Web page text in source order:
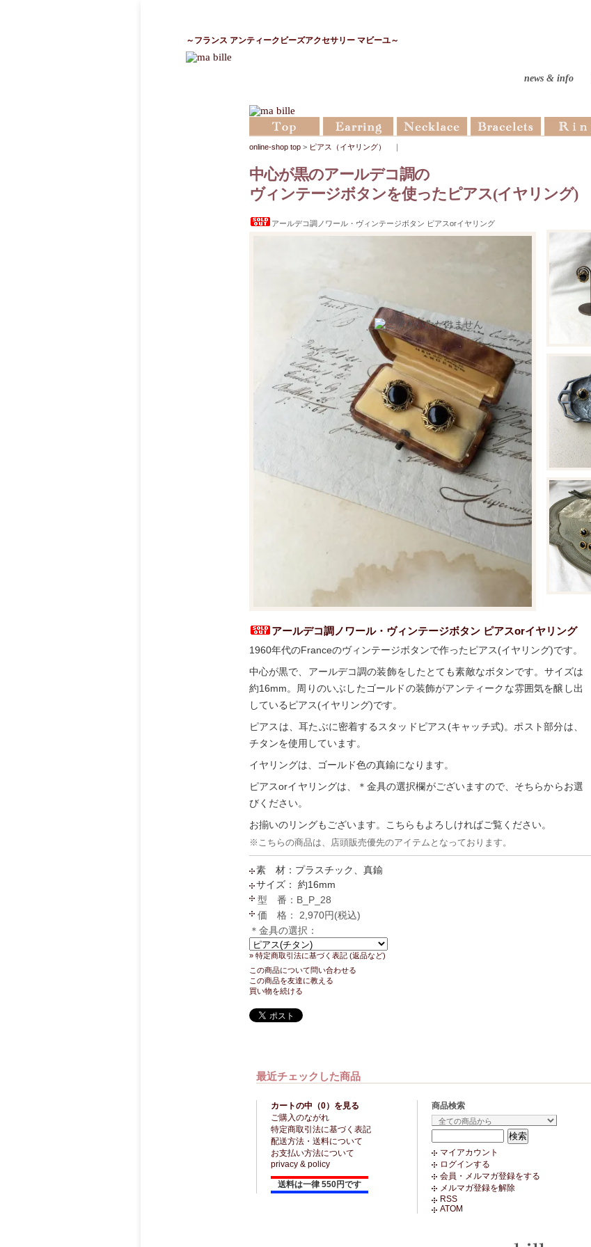
～フランス アンティークビーズアクセサリー マビーユ～
news & info
online-shop top> ピアス（イヤリング） ｜
アールデコ調ノワール・ヴィンテージボタン ピアスorイヤリング
アールデコ調ノワール・ヴィンテージボタン ピアスorイヤリング
中心が黒のアールデコ調の
ヴィンテージボタンを使ったピアス(イヤリング)
1960年代のFranceのヴィンテージボタンで作ったピアス(イヤリング)です。
中心が黒で、アールデコ調の装飾をしたとても素敵なボタンです。サイズは
約16mm。周りのいぶしたゴールドの装飾がアンティークな雰囲気を醸し出
しているピアス(イヤリング)です。
ピアスは、耳たぶに密着するスタッドピアス(キャッチ式)。ポスト部分は、
チタンを使用しています。
イヤリングは、ゴールド色の真鍮になります。
ピアスorイヤリングは、＊金具の選択欄がございますので、そちらからお選
びください。
お揃いのリングもございます。こちらもよろしければご覧ください。
※こちらの商品は、店頭販売優先のアイテムとなっております。
素 材：プラスチック、真鍮
サイズ： 約16mm
型 番：B_P_28
価 格： 2,970円(税込)
＊金具の選択：
» 特定商取引法に基づく表記 (返品など)
この商品について問い合わせる
この商品を友達に教える
買い物を続ける
最近チェックした商品
カートの中（0）を見る
ご購入のながれ
特定商取引法に基づく表記
配送方法・送料について
お支払い方法について
privacy & policy
送料は一律 550円です
商品検索
マイアカウント
ログインする
会員・メルマガ登録をする
メルマガ登録を解除
RSS
ATOM